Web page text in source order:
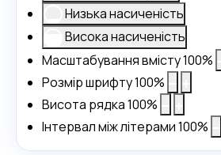
Низька насиченість
Висока насиченість
Масштабування вмісту100%
Розмір шрифту100%
Висота рядка100%
Інтервал між літерами100%